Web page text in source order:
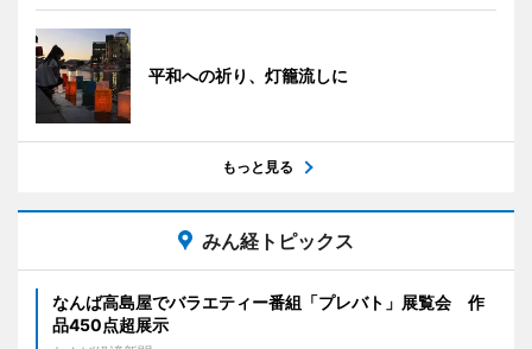
平和への祈り、灯籠流しに
もっと見る
みん経トピックス
なんば高島屋でバラエティー番組「プレバト」展覧会 作
品450点超展示